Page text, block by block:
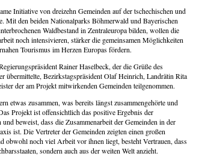
Initiative von dreizehn Gemeinden auf der tschechischen und
Mit den beiden Nationalparks Böhmerwald und Bayerischen
Waldbestand in Zentraleuropa bilden, wollen die
noch intensivieren, stärker die gemeinsamen Möglichkeiten
Tourismus im Herzen Europas fördern.
Rainer Haselbeck, der die Grüße des
übermittelte, Bezirkstagspräsident Olaf Heinrich, Landrätin Rita
der am Projekt mitwirkenden Gemeinden teilgenommen.
etwas zusammen, was bereits längst zusammengehörte und
Projekt ist offensichtlich das positive Ergebnis der
beweist, dass die Zusammenarbeit der Gemeinden in der
ist. Die Vertreter der Gemeinden zeigten einen großen
obwohl noch viel Arbeit vor ihnen liegt, besteht Vertrauen, dass
sondern auch aus der weiten Welt anzieht.